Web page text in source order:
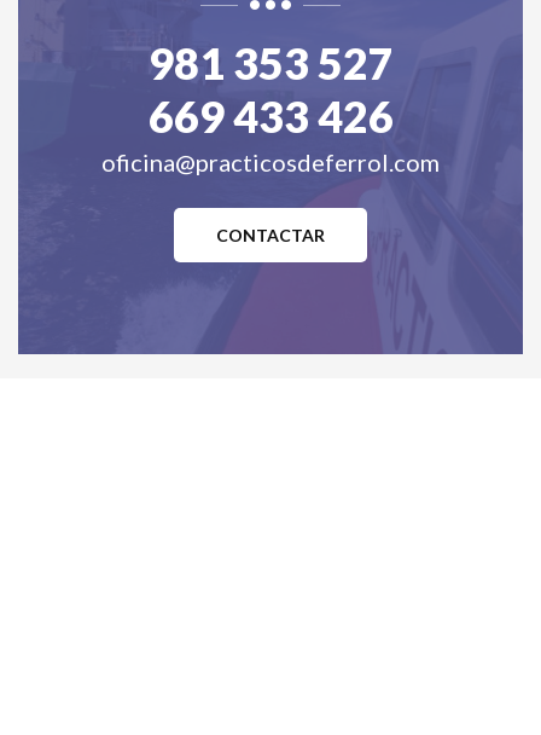
981 353 527
669 433 426
oficina@practicosdeferrol.com
CONTACTAR